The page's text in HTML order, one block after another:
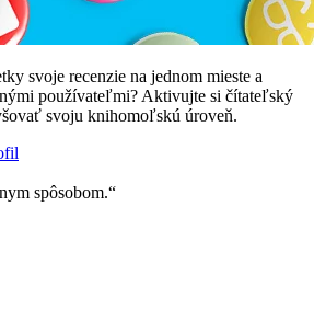
svoje recenzie na jednom mieste a
používateľmi? Aktivujte si čítateľský
svoju knihomoľskú úroveň.
spôsobom.